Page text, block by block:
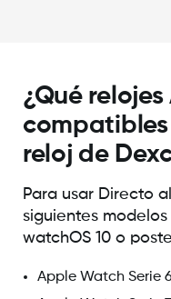
¿Qué
compatibles
reloj de
Para usar Directo
siguientes
watchOS 10 o
Apple Watch Serie